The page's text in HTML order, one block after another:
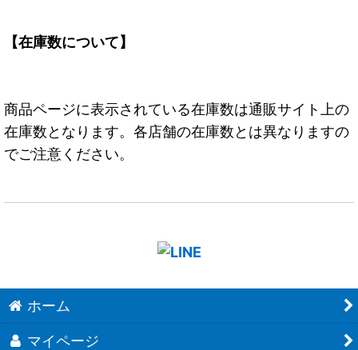
【在庫数について】
商品ページに表示されている在庫数は通販サイト上の
在庫数となります。各店舗の在庫数とは異なりますの
でご注意ください。
ホーム
マイページ